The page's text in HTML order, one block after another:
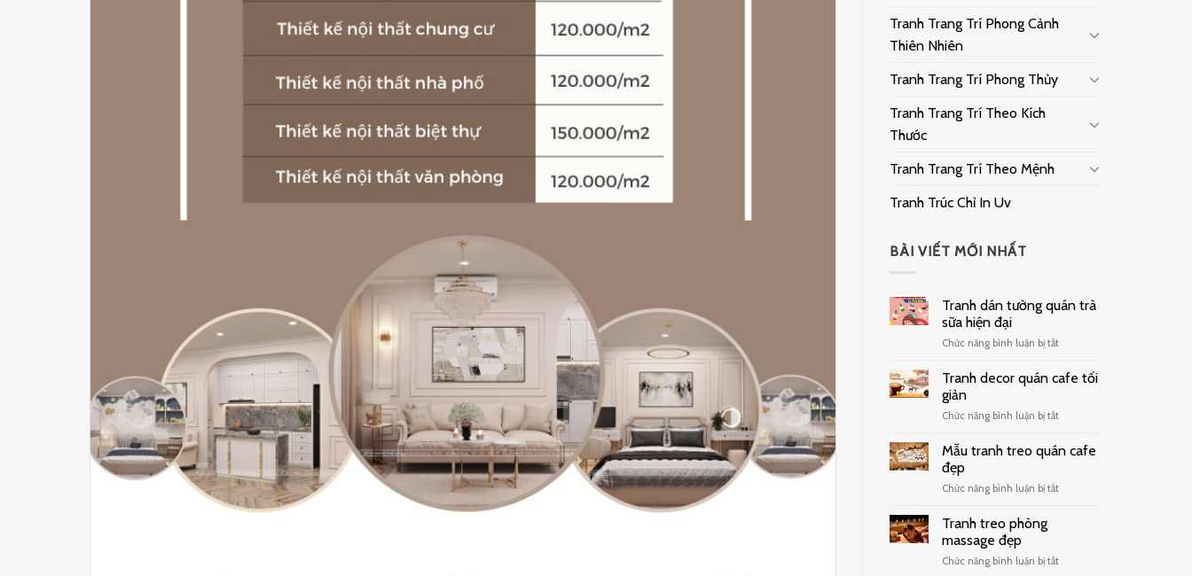
Tranh Trang Trí Phong Cảnh
Thiên Nhiên
Tranh Trang Trí Phong Thủy
Tranh Trang Trí Theo Kích
Thước
Tranh Trang Trí Theo Mệnh
Tranh Trúc Chỉ In Uv
BÀI VIẾT MỚI NHẤT
Tranh dán tường quán trà
sữa hiện đại
Chức năng bình luận bị tắtở
dán
trà
hiện
Tranh decor quán cafe tối
giản
Chức năng bình luận bị tắtở
decor
tối
Mẫu tranh treo quán cafe
đẹp
Chức năng bình luận bị tắtở
cafe
Tranh treo phòng
massage đẹp
Chức năng bình luận bị tắtở